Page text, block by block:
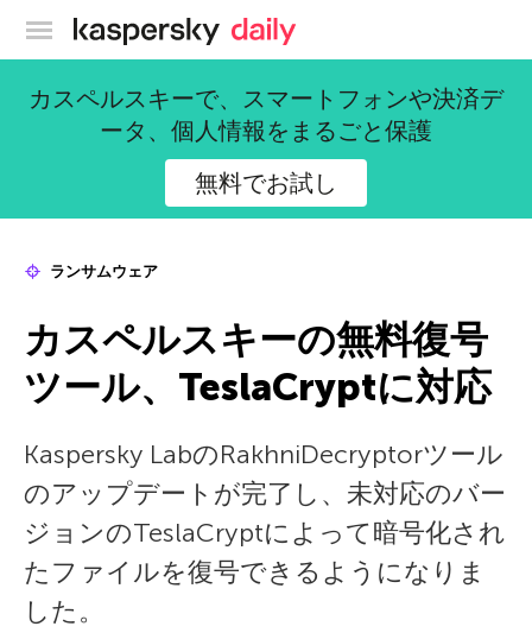
カスペルスキー公式ブログ
カスペルスキーで、スマートフォンや決済デ
ータ、個人情報をまるごと保護
無料でお試し
ランサムウェア
カスペルスキーの無料復号
ツール、TeslaCryptに対応
Kaspersky LabのRakhniDecryptorツール
のアップデートが完了し、未対応のバー
ジョンのTeslaCryptによって暗号化され
たファイルを復号できるようになりま
した。